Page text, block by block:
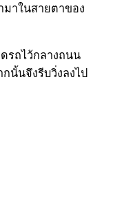
มาในสายตาของ
รถไว้กลางถนน
นั้นจึงรีบวิ่งลงไป